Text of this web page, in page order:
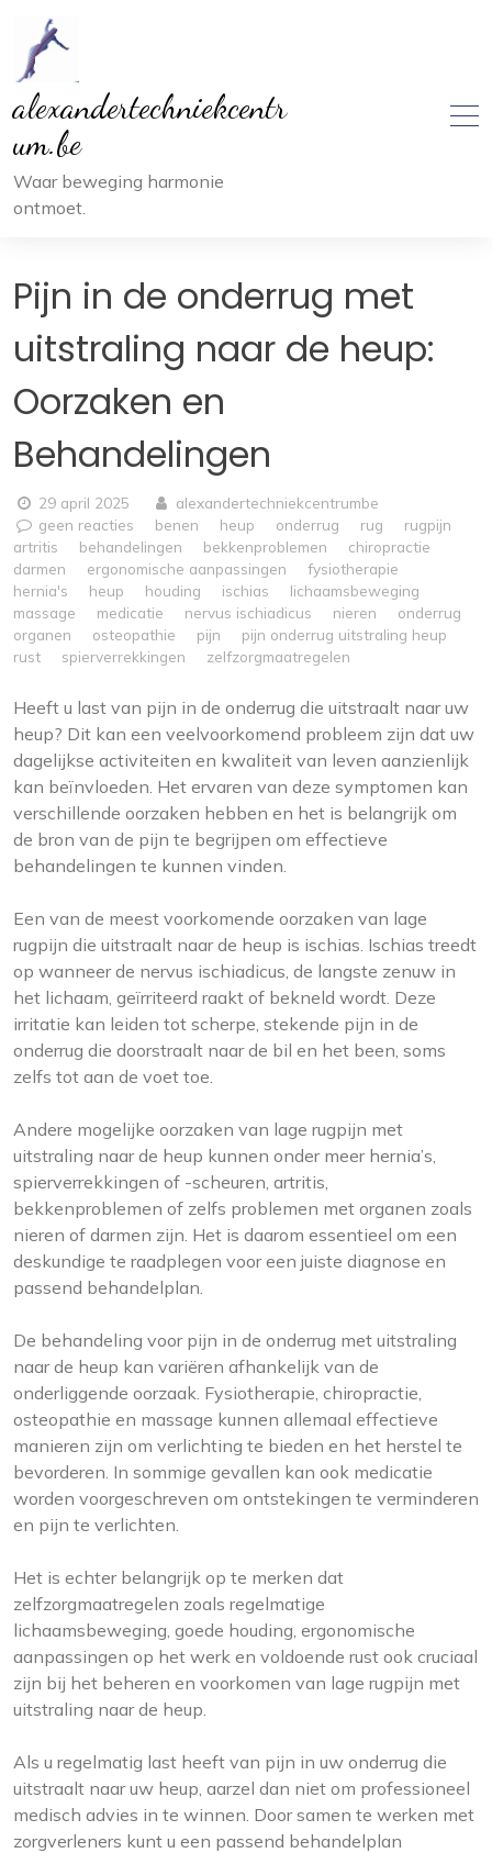
inhoud
alexandertechniekcentr
um.be
Waar beweging harmonie
ontmoet.
Pijn in de onderrug met
uitstraling naar de heup:
Oorzaken en
Behandelingen
29 april 2025
alexandertechniekcentrumbe
geen reacties
benen heup onderrug rug
rugpijn
artritis
behandelingen bekkenproblemen
chiropractie
darmen
ergonomische aanpassingen
fysiotherapie
hernia's
heup houding ischias
lichaamsbeweging
massage
medicatie nervus ischiadicus nieren
onderrug
organen
osteopathie pijn
pijn onderrug uitstraling heup
rust
spierverrekkingen zelfzorgmaatregelen
Heeft u last van pijn in de onderrug die uitstraalt naar uw
heup? Dit kan een veelvoorkomend probleem zijn dat uw
dagelijkse activiteiten en kwaliteit van leven aanzienlijk
kan beïnvloeden. Het ervaren van deze symptomen kan
verschillende oorzaken hebben en het is belangrijk om
de bron van de pijn te begrijpen om effectieve
behandelingen te kunnen vinden.
Een van de meest voorkomende oorzaken van lage
rugpijn die uitstraalt naar de heup is ischias. Ischias treedt
op wanneer de nervus ischiadicus, de langste zenuw in
het lichaam, geïrriteerd raakt of bekneld wordt. Deze
irritatie kan leiden tot scherpe, stekende pijn in de
onderrug die doorstraalt naar de bil en het been, soms
zelfs tot aan de voet toe.
Andere mogelijke oorzaken van lage rugpijn met
uitstraling naar de heup kunnen onder meer hernia’s,
spierverrekkingen of -scheuren, artritis,
bekkenproblemen of zelfs problemen met organen zoals
nieren of darmen zijn. Het is daarom essentieel om een ​​
deskundige te raadplegen voor een juiste diagnose en
passend behandelplan.
De behandeling voor pijn in de onderrug met uitstraling
naar de heup kan variëren afhankelijk van de
onderliggende oorzaak. Fysiotherapie, chiropractie,
osteopathie en massage kunnen allemaal effectieve
manieren zijn om verlichting te bieden en het herstel te
bevorderen. In sommige gevallen kan ook medicatie
worden voorgeschreven om ontstekingen te verminderen
en pijn te verlichten.
Het is echter belangrijk op te merken dat
zelfzorgmaatregelen zoals regelmatige
lichaamsbeweging, goede houding, ergonomische
aanpassingen op het werk en voldoende rust ook cruciaal
zijn bij het beheren en voorkomen van lage rugpijn met
uitstraling naar de heup.
Als u regelmatig last heeft van pijn in uw onderrug die
uitstraalt naar uw heup, aarzel dan niet om professioneel
medisch advies in te winnen. Door samen te werken met
zorgverleners kunt u een passend behandelplan